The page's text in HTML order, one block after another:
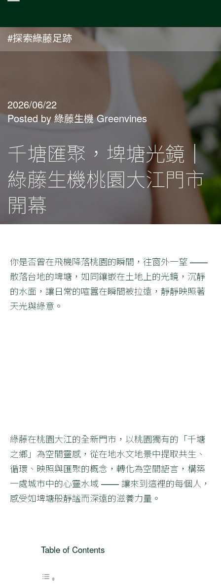
2026/06/22
Posted by 綠藤生機 Greenvines
#探索綠藤足跡
千塘匯聚，埤塘光鏡｜
綠藤生機桃園大江門市
開幕
你是否曾在飛機降落桃園的瞬間，往窗外一望 ——
散落台地的埤塘，如同鑲嵌在土地上的光鏡，沉靜
的水面，讓日常的喧囂在瞬間被拉遠，靜靜映照著
天光與綠意。
綠藤在桃園大江的全新門市，以桃園獨有的「千塘
之鄉」為空間靈感，從在地水文地景中提取共生、
循環、映照與匯聚的概念，轉化為空間語言，構築
一處城市中的心靈水域 —— 讓來到這裡的每個人，
感受如埤塘般靜謐而深遠的滋養力量。
Table of Contents